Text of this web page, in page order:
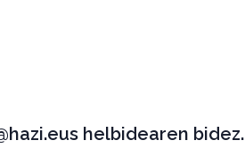
helbidearen bidez.